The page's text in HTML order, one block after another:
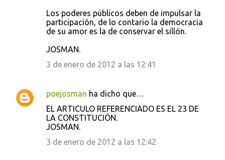
Los poderes públicos deben de impulsar la
participación, de lo contario la democracia
de su amor es la de conservar el sillón.
JOSMAN.
3 de enero de 2012 a las 12:41
poejosman ha dicho que…
EL ARTICULO REFERENCIADO ES EL 23 DE
LA CONSTITUCIÓN.
JOSMAN.
3 de enero de 2012 a las 12:42